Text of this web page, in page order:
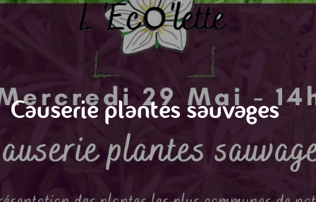
Causerie plantes sauvages